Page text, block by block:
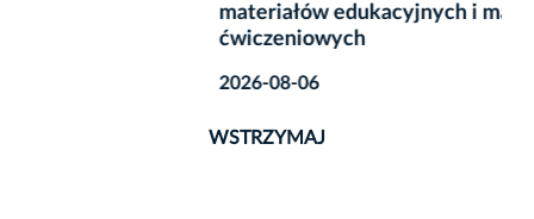
materiałów edukacyjnych i materiałów
WSTRZYMAJ